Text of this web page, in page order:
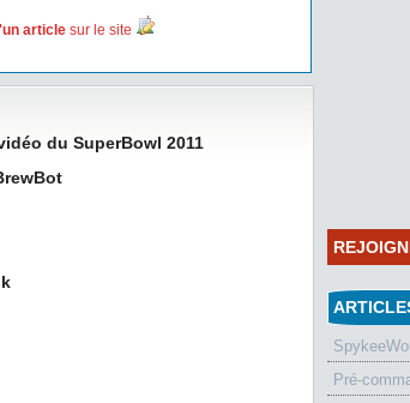
article sur le site
du SuperBowl 2011
Pré-